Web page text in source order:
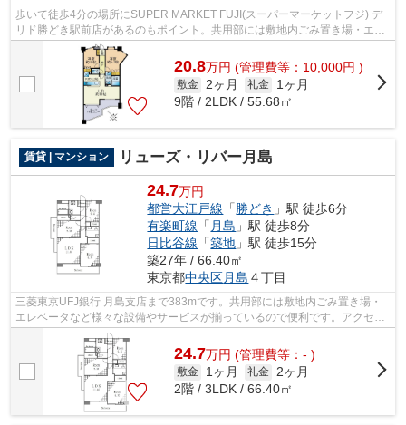
歩いて徒歩4分の場所にSUPER MARKET FUJI(スーパーマーケットフジ) デ
リド勝どき駅前店があるのもポイント。共用部には敷地内ごみ置き場・エレ
ベータなどが備わっておりとても充実して...
20.8万円 (管理費等：10,000円 )
敷金 2ヶ月 礼金
1ヶ月
9階 / 2LDK / 55.68㎡
賃貸 | マンション リューズ・リバー月島
24.7万円
都営大江戸線 「 勝どき 」駅 徒歩6分
有楽町線 「 月島 」駅 徒歩8分
日比谷線 「築地 」駅 徒歩15分
築27年 / 66.40㎡
東京都中央区月島 ４丁目
三菱東京UFJ銀行 月島支店まで383mです。共用部には敷地内ごみ置き場・
エレベータなど様々な設備やサービスが揃っているので便利です。アクセス
の良い徒歩6分の物件です。2駅利用可能...
24.7万円 (管理費等：- )
敷金 1ヶ月 礼金 2ヶ月
2階 / 3LDK / 66.40㎡